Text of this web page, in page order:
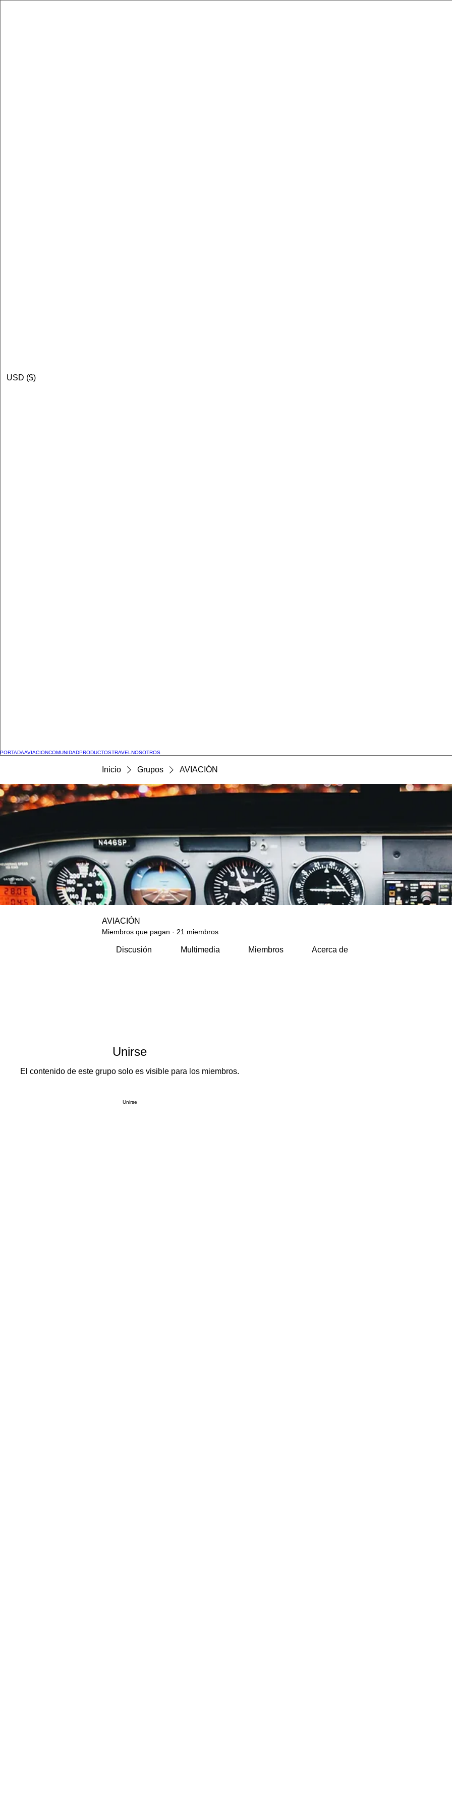
USD ($)
PORTADAAVIACIONCOMUNIDADPRODUCTOSTRAVEL NOSOTROS
Inicio Grupos AVIACIÓN
AVIACIÓN
Miembros que pagan · 21 miembros
Discusión Multimedia Miembros Acerca de
Unirse
El contenido de este grupo solo es visible para los miembros.
Unirse